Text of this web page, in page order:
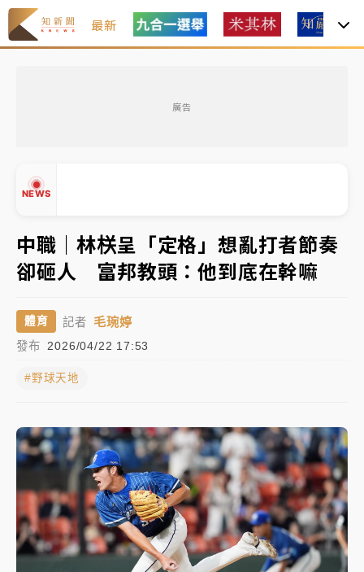
最新
廣告
NEWS
有片｜
連根拔起
中颱白海豚風雨來了！中部以北防豪雨 今晚、明天影
響最劇烈
白海豚逼近！北市水門只出不進 未移置車輛最高罰
油價持續凍漲！ 中油宣布下周一汽柴油價格維持不變
有片｜ 白海豚暴風圈逼近！新北淡水赫見龍捲風 榕樹
連根拔起
中颱白海豚風雨來了！中部以北防豪雨 今晚、明天影
響最劇烈
白海豚逼近！北市水門只出不進 未移置車輛最高罰
4800＋拖吊費
▲
中職｜林栚呈「定格」想亂打者節奏
卻砸人 富邦教頭：他到底在幹嘛
體育 記者 毛琬婷
發布 2026/04/22 17:53
#野球天地